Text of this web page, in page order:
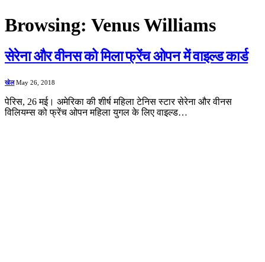
Browsing: Venus Williams
सेरेना और वीनस को मिला फ्रेंच ओपन में वाइल्ड कार्ड
खेल May 26, 2018
पेरिस, 26 मई। अमेरिका की शीर्ष महिला टेनिस स्टार सेरेना और वीनस
विलियम्स को फ्रेंच ओपन महिला युगल के लिए वाइल्ड…